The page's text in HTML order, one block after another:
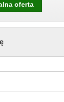
oferta